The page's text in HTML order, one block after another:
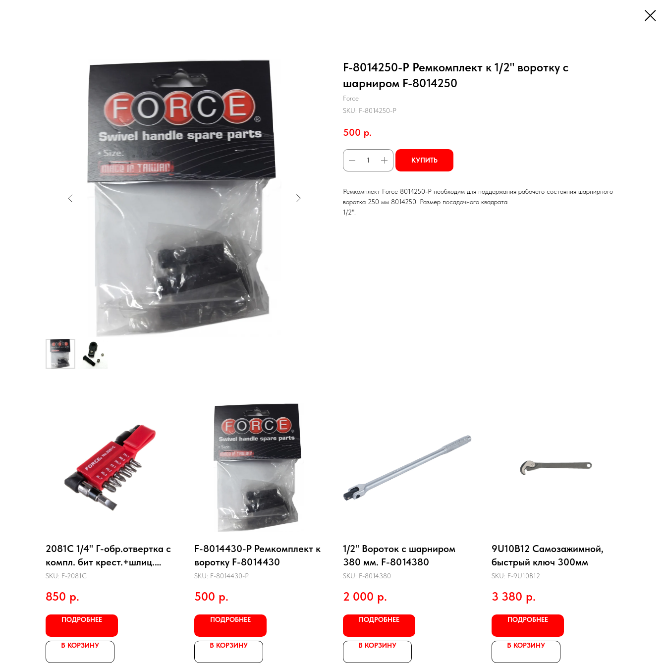
F-8014250-P Ремкомплект к 1/2" воротку c
шарниром F-8014250
Force
SKU: F-8014250-P
500 р.
КУПИТЬ
Ремкомплект Force 8014250-P необходим для поддержания рабочего состояния шарнирного
воротка 250 мм 8014250. Размер посадочного квадрата
1/2".
2081C 1/4" Г-обр.отвертка с
компл. бит крест.+шлиц.
8пр.
SKU: F-2081C
850 р.
ПОДРОБНЕЕ
В КОРЗИНУ
F-8014430-P Ремкомплект к
воротку F-8014430
SKU: F-8014430-P
500 р.
ПОДРОБНЕЕ
В КОРЗИНУ
1/2" Вороток с шарниром
380 мм. F-8014380
SKU: F-8014380
2 000 р.
ПОДРОБНЕЕ
В КОРЗИНУ
9U10B12 Самозажимной,
быстрый ключ 300мм
SKU: F-9U10B12
3 380 р.
ПОДРОБНЕЕ
В КОРЗИНУ